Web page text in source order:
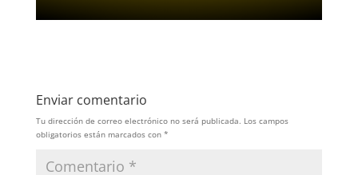
Enviar comentario
Tu dirección de correo electrónico no será publicada. Los campos
obligatorios están marcados con *